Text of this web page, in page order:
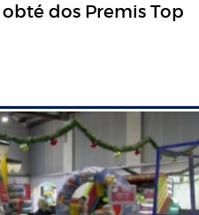
dos Premis Top